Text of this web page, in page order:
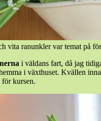
vita ranunkler var temat på
i väldans fart, då jag
i växthuset. Kvällen
för kursen.